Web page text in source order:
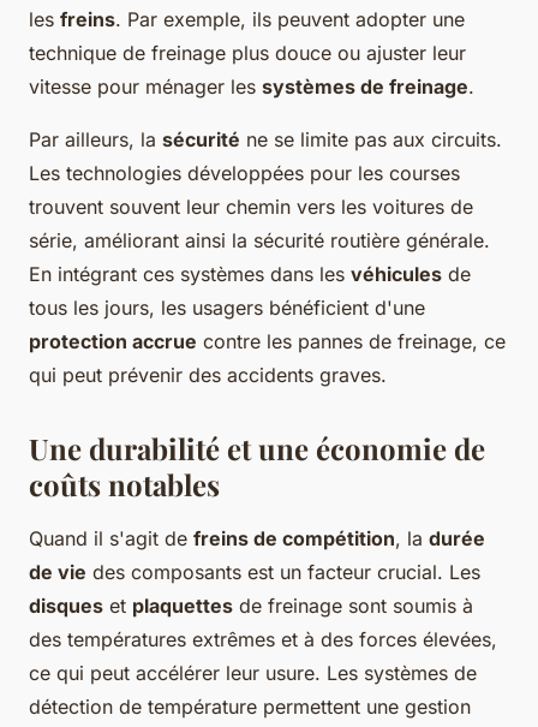
les freins. Par exemple, ils peuvent adopter une
technique de freinage plus douce ou ajuster leur
vitesse pour ménager les systèmes de freinage.
Par ailleurs, la sécurité ne se limite pas aux circuits.
Les technologies développées pour les courses
trouvent souvent leur chemin vers les voitures de
série, améliorant ainsi la sécurité routière générale.
En intégrant ces systèmes dans les véhicules de
tous les jours, les usagers bénéficient d'une
protection accrue contre les pannes de freinage, ce
qui peut prévenir des accidents graves.
Une durabilité et une économie de
coûts notables
Quand il s'agit de freins de compétition, la durée
de vie des composants est un facteur crucial. Les
disques et plaquettes de freinage sont soumis à
des températures extrêmes et à des forces élevées,
ce qui peut accélérer leur usure. Les systèmes de
détection de température permettent une gestion